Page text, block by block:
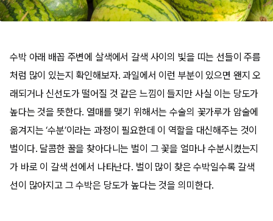
수박 아래 배꼽 주변에 살색에서 갈색 사이의 빛을 띠는 선들이 주름
처럼 많이 있는지 확인해보자. 과일에서 이런 부분이 있으면 왠지 오
래되거나 신선도가 떨어질 것 같은 느낌이 들지만 사실 이는 당도가
높다는 것을 뜻한다. 열매를 맺기 위해서는 수술의 꽃가루가 암술에
옮겨지는 ‘수분’이라는 과정이 필요한데 이 역할을 대신해주는 것이
벌이다. 달콤한 꿀을 찾아다니는 벌이 그 꽃을 얼마나 수분시켰는지
가 바로 이 갈색 선에서 나타난다. 벌이 많이 찾은 수박일수록 갈색
선이 많아지고 그 수박은 당도가 높다는 것을 의미한다.